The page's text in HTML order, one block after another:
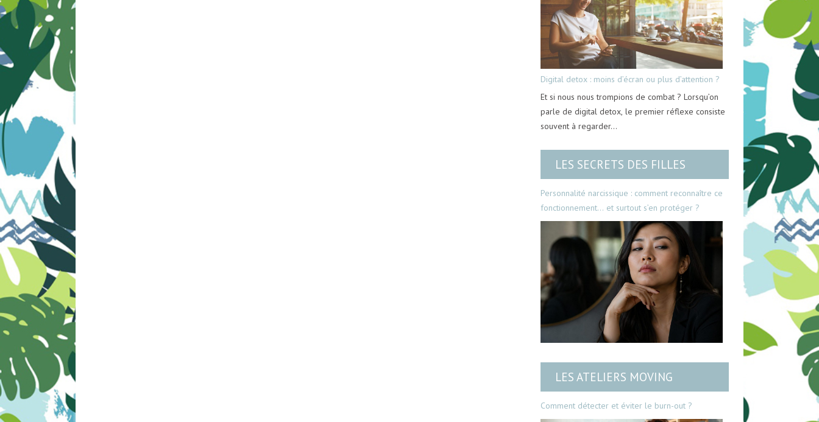
Digital detox : moins d’écran ou plus d’attention ?
Et si nous nous trompions de combat ? Lorsqu’on
parle de digital detox, le premier réflexe consiste
souvent à regarder…
LES SECRETS DES FILLES
Personnalité narcissique : comment reconnaître ce
fonctionnement… et surtout s’en protéger ?
LES ATELIERS MOVING
Comment détecter et éviter le burn-out ?